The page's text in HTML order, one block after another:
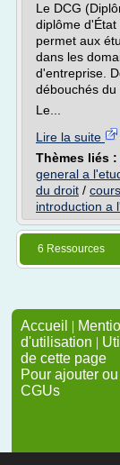
Le DCG
diplôme
permet aux
dans les
d'entreprise.
débouchés du
Le...
Lire la suite
Thèmes liés :
general a
du droit /
introduction a
6 Ressources
Accueil |
d'utilisation |
de cette page
Pour ajouter
CGUs